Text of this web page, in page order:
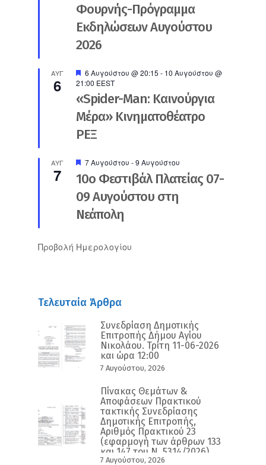
Φουρνής-Πρόγραμμα
Εκδηλώσεων Αυγούστου
2026
ΑΥΓ
6
Προτεινόμενο
6 Αυγούστου @ 20:15 - 10 Αυγούστου @
21:00 EEST
«Spider-Man: Καινούργια
Μέρα» Κινηματοθέατρο
ΡΕΞ
ΑΥΓ
7
Προτεινόμενο
7 Αυγούστου -9 Αυγούστου
10ο Φεστιβάλ Πλατείας 07-
09 Αυγούστου στη
Νεάπολη
Προβολή Ημερολογίου
Τελευταία Άρθρα
Συνεδρίαση Δημοτικής
Επιτροπής Δήμου Αγίου
Νικολάου. Τρίτη 11-06-2026
και ώρα 12:00
7 Αυγούστου, 2026
Πίνακας Θεμάτων &
Αποφάσεων Πρακτικού
τακτικής Συνεδρίασης
Δημοτικής Επιτροπής,
Αριθμός Πρακτικού 23
(εφαρμογή των άρθρων 133
και 147 του Ν. 5314/2026)
7 Αυγούστου, 2026